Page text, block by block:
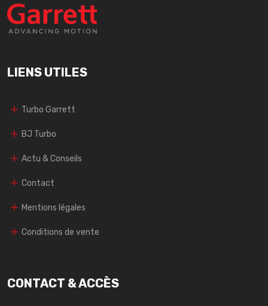
LIENS UTILES
Turbo Garrett
BJ Turbo
Actu & Conseils
Contact
Mentions légales
Conditions de vente
CONTACT & ACCÈS